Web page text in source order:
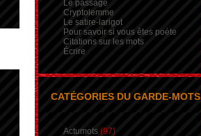
Le passage
Cryptolemme
Le satire-larigot
Pour savoir si vous êtes poète
Citations sur les mots
Écrire
CATÉGORIES DU GARDE-MOTS
Actumots (97)